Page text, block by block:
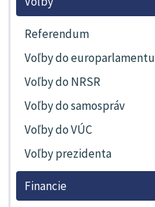
Referendum
Voľby do europarlamentu
Voľby do NRSR
Voľby do samospráv
Voľby do VÚC
Voľby prezidenta
Financie